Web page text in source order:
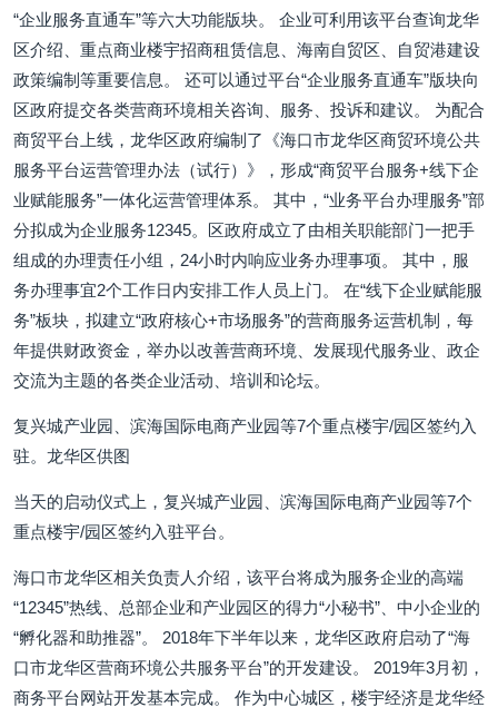
“企业服务直通车”等六大功能版块。 企业可利用该平台查询龙华
区介绍、重点商业楼宇招商租赁信息、海南自贸区、自贸港建设
政策编制等重要信息。 还可以通过平台“企业服务直通车”版块向
区政府提交各类营商环境相关咨询、服务、投诉和建议。 为配合
商贸平台上线，龙华区政府编制了《海口市龙华区商贸环境公共
服务平台运营管理办法（试行）》，形成“商贸平台服务+线下企
业赋能服务”一体化运营管理体系。 其中，“业务平台办理服务”部
分拟成为企业服务12345。区政府成立了由相关职能部门一把手
组成的办理责任小组，24小时内响应业务办理事项。 其中，服
务办理事宜2个工作日内安排工作人员上门。 在“线下企业赋能服
务”板块，拟建立“政府核心+市场服务”的营商服务运营机制，每
年提供财政资金，举办以改善营商环境、发展现代服务业、政企
交流为主题的各类企业活动、培训和论坛。
复兴城产业园、滨海国际电商产业园等7个重点楼宇/园区签约入
驻。龙华区供图
当天的启动仪式上，复兴城产业园、滨海国际电商产业园等7个
重点楼宇/园区签约入驻平台。
海口市龙华区相关负责人介绍，该平台将成为服务企业的高端
“12345”热线、总部企业和产业园区的得力“小秘书”、中小企业的
“孵化器和助推器”。 2018年下半年以来，龙华区政府启动了“海
口市龙华区营商环境公共服务平台”的开发建设。 2019年3月初，
商务平台网站开发基本完成。 作为中心城区，楼宇经济是龙华经